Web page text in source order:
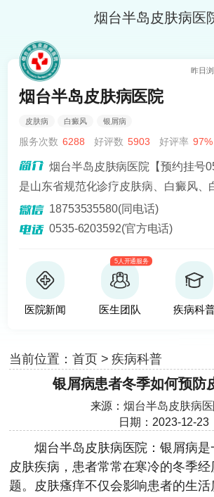
烟台半岛皮肤病医
昨日
烟台半岛皮肤病医院
皮肤病 白癜风 银屑病
服务次数 6288 好评数 5903 好评率 97%
烟台半岛皮肤病医院【预约挂号
是山东省规范化诊疗皮肤病、白癜风、
院。熟悉皮肤病科常见病、多发病、疑
其擅长光化学疗法、窄波紫外线、308
移植治疗白癜风，包括自体表皮移植、
自体培养黑素细胞移植等。
18753535580(同电话)
0535-6203592(官方电话)
医院新闻
5人开通服务
医生团队 疾病科
当前位置： 首页>疾病科普
银屑病患者冬季如何预防
来源：烟台半岛皮肤病
日期：2023-12-23
烟台半岛皮肤病医院 ：银屑病
皮肤疾病，患者常常在寒冷的冬季经
题。皮肤瘙痒不仅会影响患者的生